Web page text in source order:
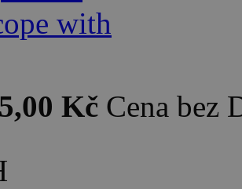
Kč Cena bez